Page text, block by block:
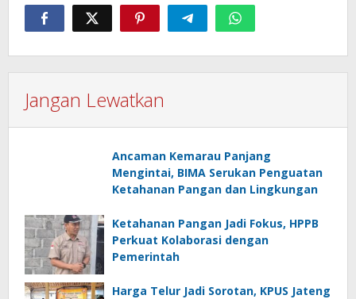
Jangan Lewatkan
Ancaman Kemarau Panjang
Mengintai, BIMA Serukan Penguatan
Ketahanan Pangan dan Lingkungan
Ketahanan Pangan Jadi Fokus, HPPB
Perkuat Kolaborasi dengan
Pemerintah
Harga Telur Jadi Sorotan, KPUS Jateng